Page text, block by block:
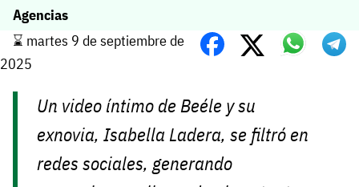
Agencias
⌛️ martes 9 de septiembre de
2025
Un video íntimo de Beéle y su
exnovia, Isabella Ladera, se filtró en
redes sociales, generando